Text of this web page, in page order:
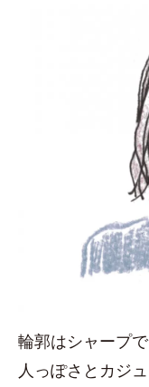
輪郭はシャープ
人っぽさとカジ